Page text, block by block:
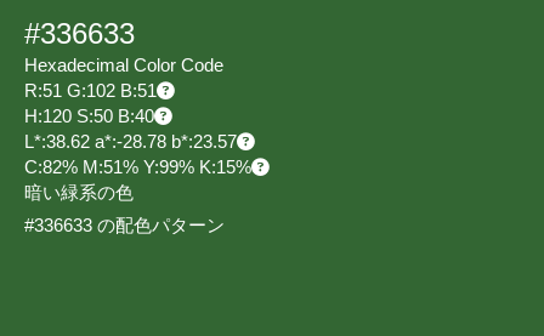
#336633
Hexadecimal Color Code
R:51 G:102 B:51
H:120 S:50 B:40
L*:38.62 a*:-28.78 b*:23.57
C:82% M:51% Y:99% K:15%
暗い緑系の色
#336633 の配色パターン